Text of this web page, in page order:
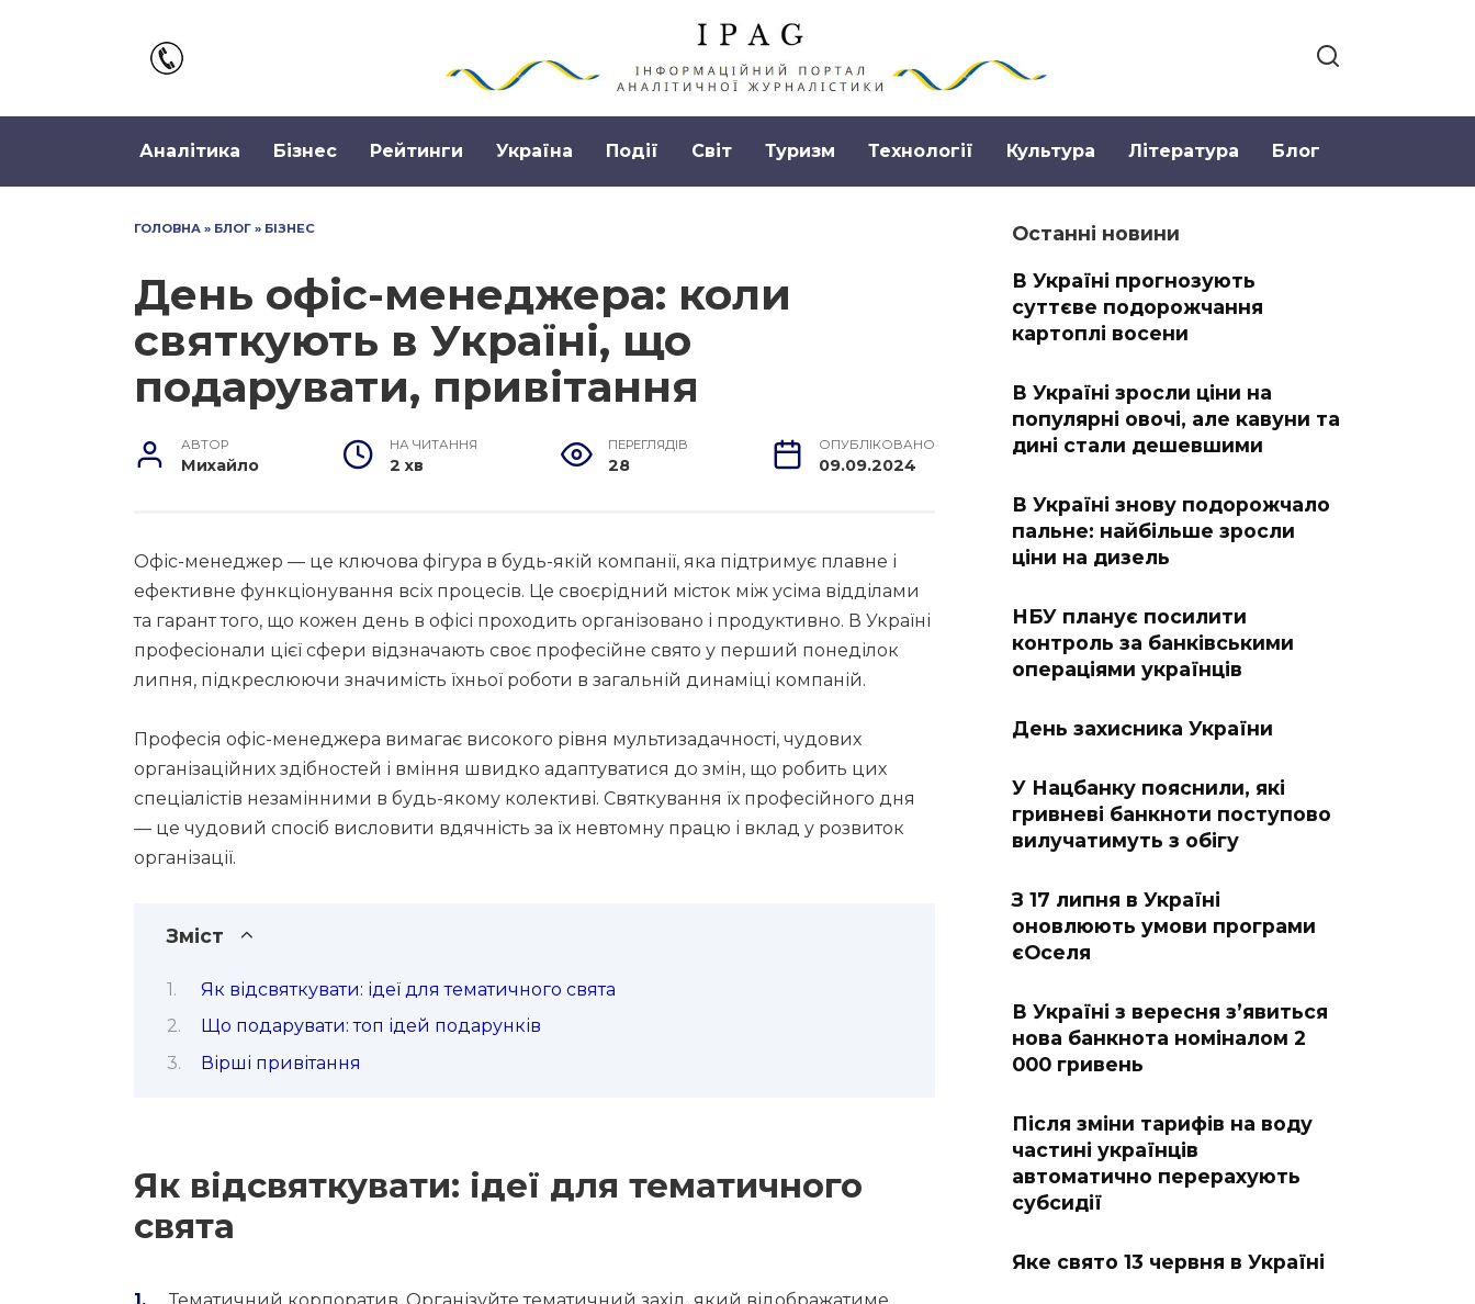
Аналітика Бізнес Рейтинги Україна Події Світ Туризм Технології Культура Література Блог
ГОЛОВНА » БЛОГ » БІЗНЕС
День офіс-менеджера: коли
святкують в Україні, що
подарувати, привітання
АВТОР
Михайло
НА ЧИТАННЯ
2 хв
ПЕРЕГЛЯДІВ
28
ОПУБЛІКОВАНО
09.09.2024
Офіс-менеджер — це ключова фігура в будь-якій компанії, яка підтримує плавне і
ефективне функціонування всіх процесів. Це своєрідний місток між усіма відділами
та гарант того, що кожен день в офісі проходить організовано і продуктивно. В Україні
професіонали цієї сфери відзначають своє професійне свято у перший понеділок
липня, підкреслюючи значимість їхньої роботи в загальній динаміці компаній.
Професія офіс-менеджера вимагає високого рівня мультизадачності, чудових
організаційних здібностей і вміння швидко адаптуватися до змін, що робить цих
спеціалістів незамінними в будь-якому колективі. Святкування їх професійного дня
— це чудовий спосіб висловити вдячність за їх невтомну працю і вклад у розвиток
організації.
Зміст
Як відсвяткувати: ідеї для тематичного свята
Що подарувати: топ ідей подарунків
Вірші привітання
Як відсвяткувати: ідеї для тематичного
свята
Останні новини
В Україні прогнозують
суттєве подорожчання
картоплі восени
В Україні зросли ціни на
популярні овочі, але кавуни та
дині стали дешевшими
В Україні знову подорожчало
пальне: найбільше зросли
ціни на дизель
НБУ планує посилити
контроль за банківськими
операціями українців
День захисника України
У Нацбанку пояснили, які
гривневі банкноти поступово
вилучатимуть з обігу
З 17 липня в Україні
оновлюють умови програми
єОселя
В Україні з вересня з’явиться
нова банкнота номіналом 2
000 гривень
Після зміни тарифів на воду
частині українців
автоматично перерахують
субсидії
Яке свято 13 червня в Україні